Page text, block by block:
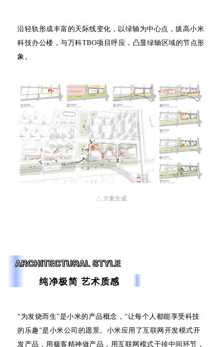
沿轻轨形成丰富的天际线变化，以绿轴为中心点，拔高小米
科技办公楼，与万科TBO项目呼应，凸显绿轴区域的节点形
象。
△ 方案生成
ARCHITECTURAL STYLE
纯净极简 艺术质感
“为发烧而生”是小米的产品概念，“让每个人都能享受科技
的乐趣”是小米公司的愿景。小米应用了互联网开发模式开
发产品，用极客精神做产品，用互联网模式干掉中间环节，